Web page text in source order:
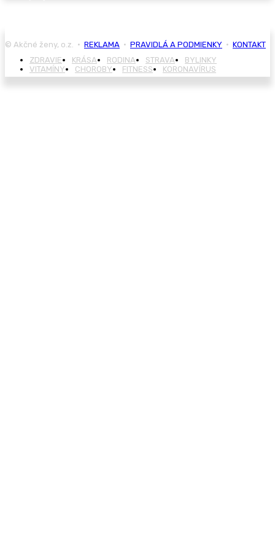
© Akčné ženy, o.z. • REKLAMA • PRAVIDLÁ A PODMIENKY • KONTAKT
ZDRAVIE
KRÁSA RODINA STRAVA
BYLINKY
VITAMÍNY
CHOROBY FITNESS KORONAVÍRUS